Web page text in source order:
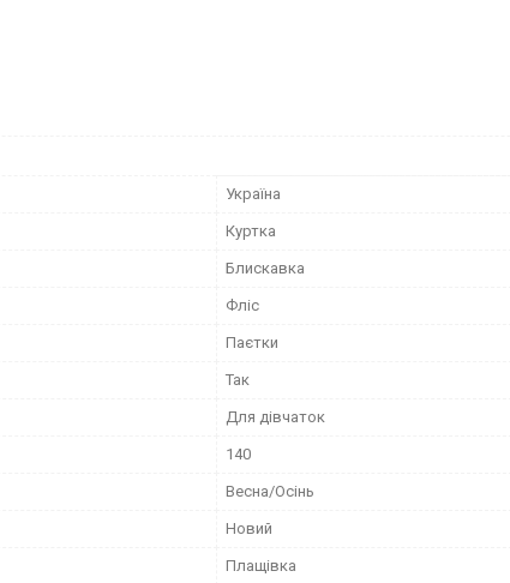
Україна
Куртка
Блискавка
Фліс
Паєтки
Так
Для дівчаток
140
Весна/Осінь
Новий
Плащівка